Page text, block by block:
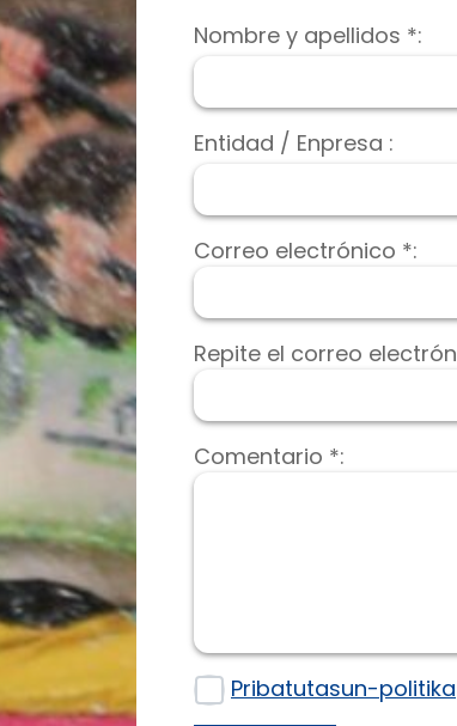
Nombre y apellidos *:
Entidad / Enpresa :
Correo electrónico *:
Repite el correo
Comentario *:
Pribatutasun-politika